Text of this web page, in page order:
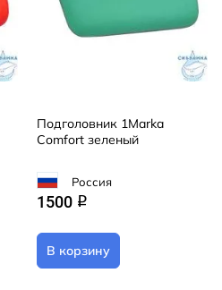
Подголовник 1Marka
Comfort зеленый
Россия
1500 q
В корзину